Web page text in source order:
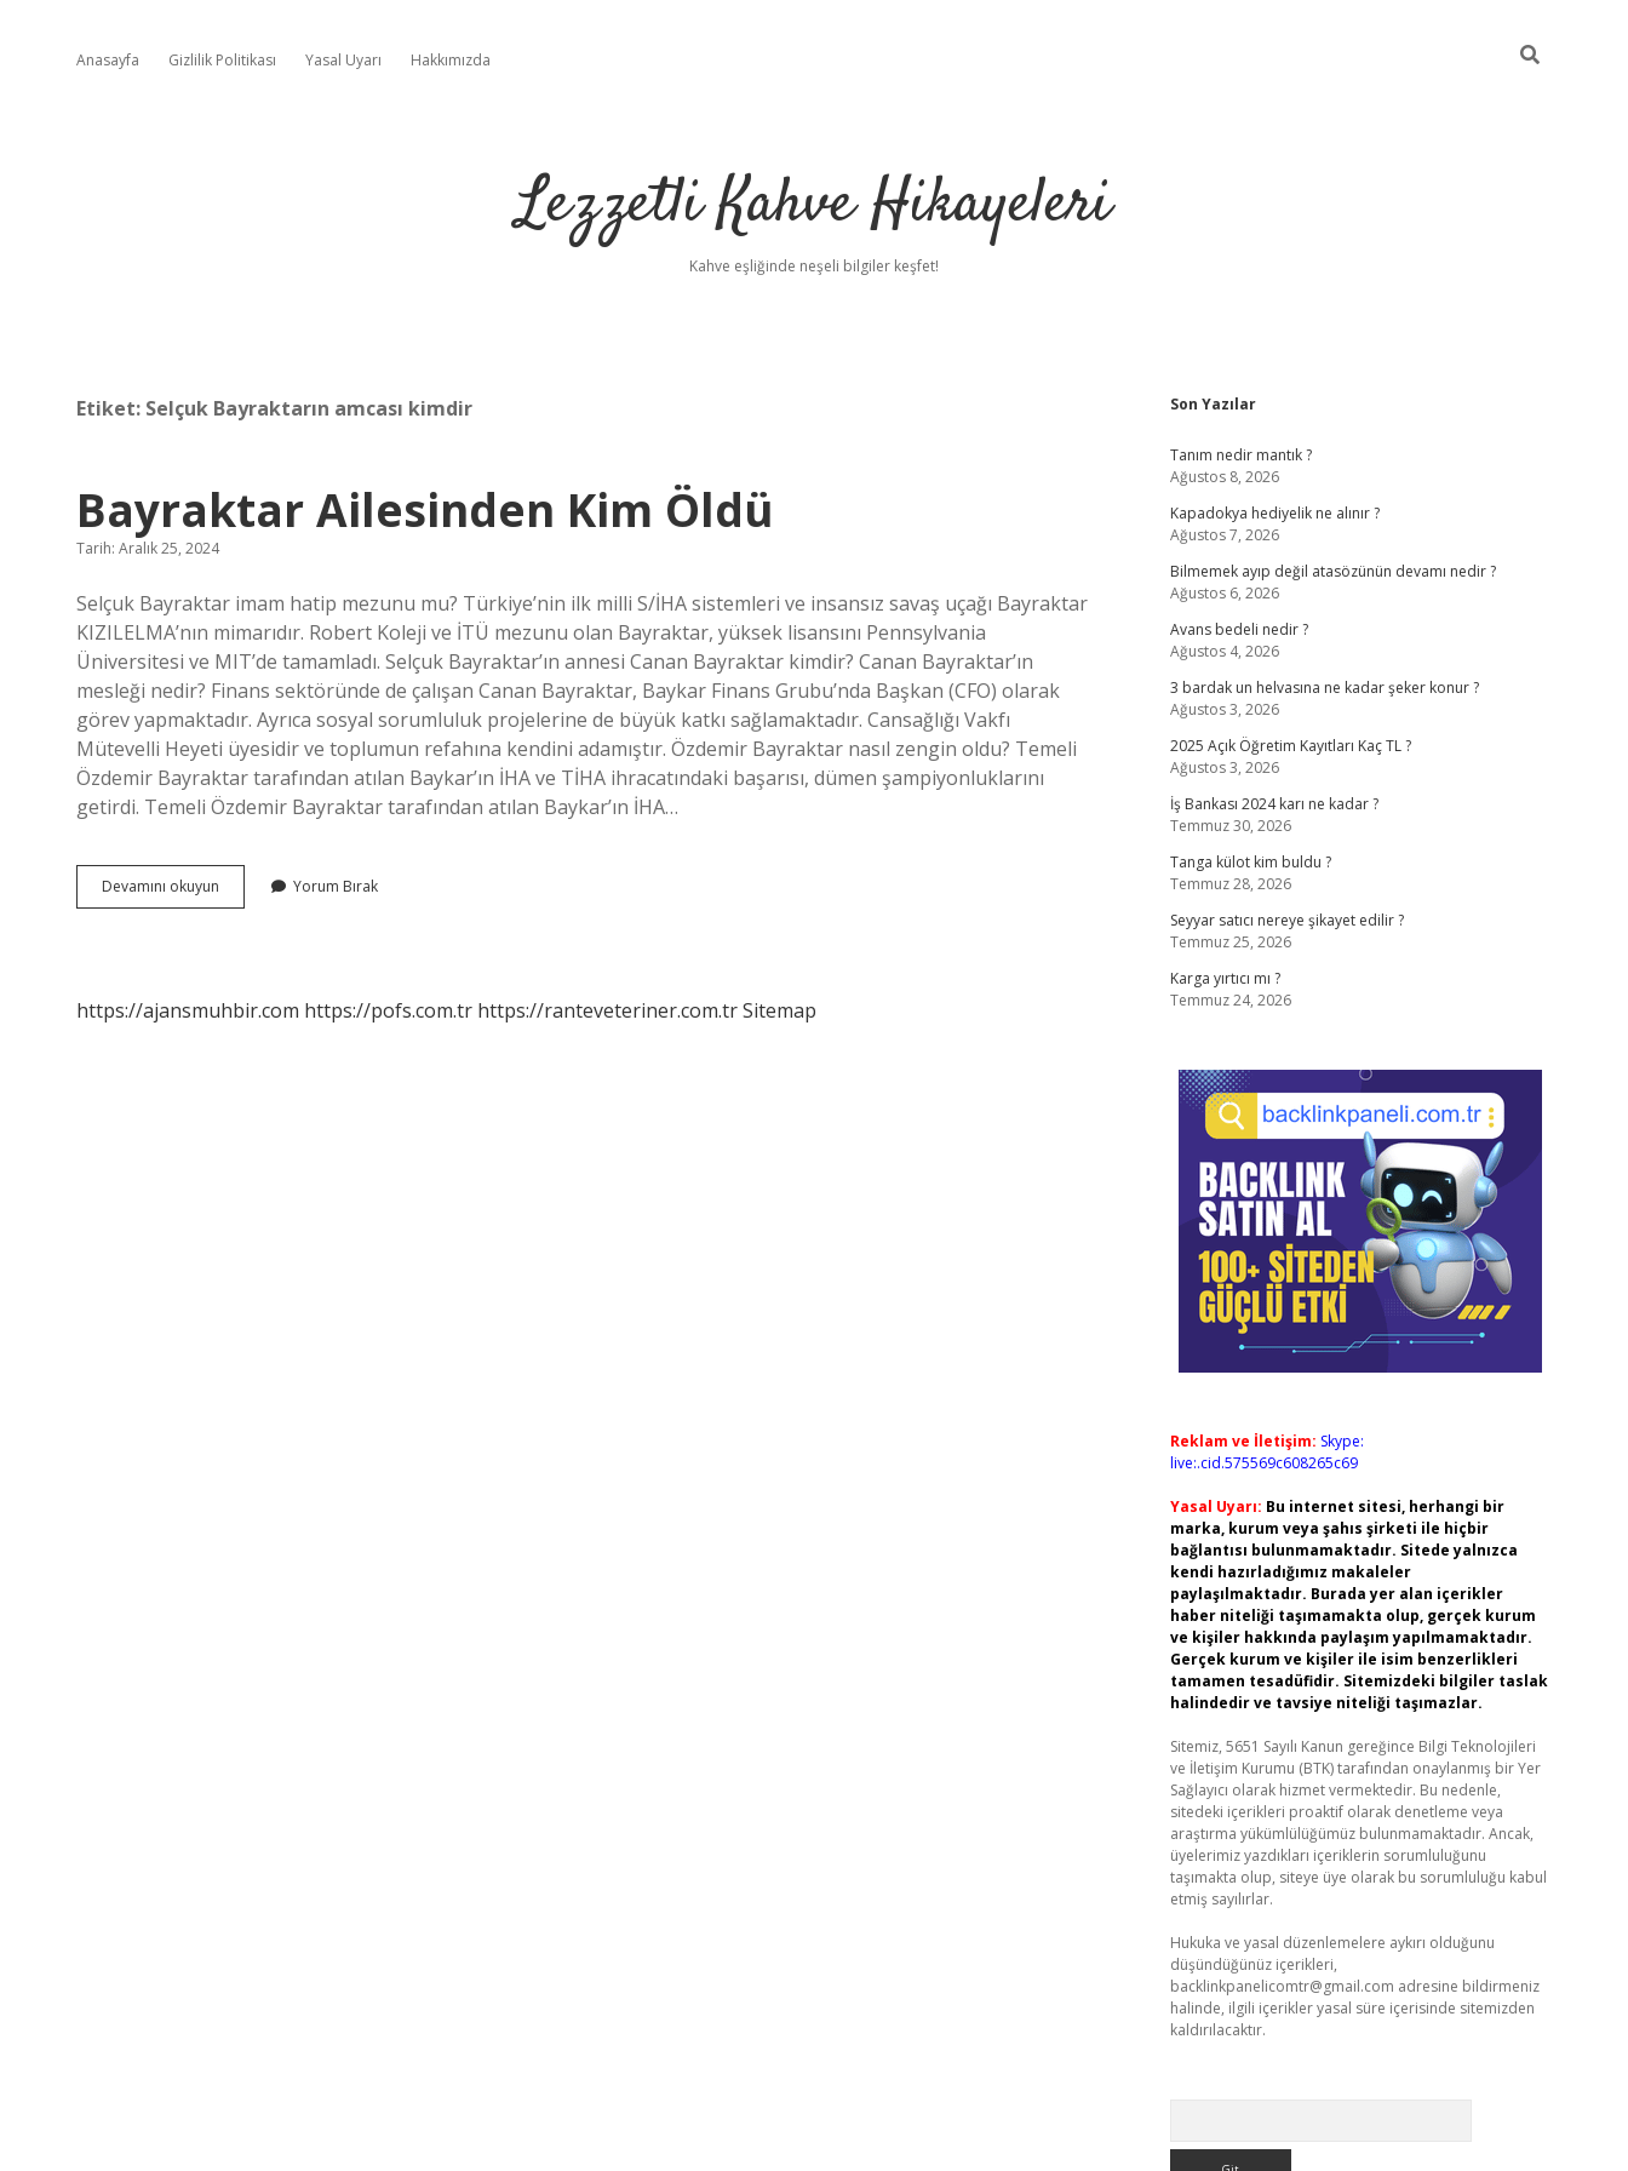
Anasayfa Gizlilik Politikası Yasal Uyarı Hakkımızda
Lezzetli Kahve Hikayeleri
Kahve eşliğinde neşeli bilgiler keşfet!
Etiket: Selçuk Bayraktarın amcası kimdir
Bayraktar Ailesinden Kim Öldü
Tarih: Aralık 25, 2024
Selçuk Bayraktar imam hatip mezunu mu? Türkiye’nin ilk milli S/İHA sistemleri ve insansız savaş uçağı Bayraktar
KIZILELMA’nın mimarıdır. Robert Koleji ve İTÜ mezunu olan Bayraktar, yüksek lisansını Pennsylvania
Üniversitesi ve MIT’de tamamladı. Selçuk Bayraktar’ın annesi Canan Bayraktar kimdir? Canan Bayraktar’ın
mesleği nedir? Finans sektöründe de çalışan Canan Bayraktar, Baykar Finans Grubu’nda Başkan (CFO) olarak
görev yapmaktadır. Ayrıca sosyal sorumluluk projelerine de büyük katkı sağlamaktadır. Cansağlığı Vakfı
Mütevelli Heyeti üyesidir ve toplumun refahına kendini adamıştır. Özdemir Bayraktar nasıl zengin oldu? Temeli
Özdemir Bayraktar tarafından atılan Baykar’ın İHA ve TİHA ihracatındaki başarısı, dümen şampiyonluklarını
getirdi. Temeli Özdemir Bayraktar tarafından atılan Baykar’ın İHA…
Devamını okuyun Bayraktar
Ailesinden
Yorum Bırak
https://ajansmuhbir.com https://pofs.com.tr https://ranteveteriner.com.trSitemap
Sidebar
Son Yazılar
Tanım nedir mantık ?
Ağustos 8, 2026
Kapadokya hediyelik ne alınır ?
Ağustos 7, 2026
Bilmemek ayıp değil atasözünün devamı nedir ?
Ağustos 6, 2026
Avans bedeli nedir ?
Ağustos 4, 2026
3 bardak un helvasına ne kadar şeker konur ?
Ağustos 3, 2026
2025 Açık Öğretim Kayıtları Kaç TL ?
Ağustos 3, 2026
İş Bankası 2024 karı ne kadar ?
Temmuz 30, 2026
Tanga külot kim buldu ?
Temmuz 28, 2026
Seyyar satıcı nereye şikayet edilir ?
Temmuz 25, 2026
Karga yırtıcı mı ?
Temmuz 24, 2026
Reklam ve İletişim: Skype:
live:.cid.575569c608265c69
Yasal Uyarı: Bu internet sitesi, herhangi bir
marka, kurum veya şahıs şirketi ile hiçbir
bağlantısı bulunmamaktadır. Sitede yalnızca
kendi hazırladığımız makaleler
paylaşılmaktadır. Burada yer alan içerikler
haber niteliği taşımamakta olup, gerçek kurum
ve kişiler hakkında paylaşım yapılmamaktadır.
Gerçek kurum ve kişiler ile isim benzerlikleri
tamamen tesadüfidir. Sitemizdeki bilgiler taslak
halindedir ve tavsiye niteliği taşımazlar.
Sitemiz, 5651 Sayılı Kanun gereğince Bilgi Teknolojileri
ve İletişim Kurumu (BTK) tarafından onaylanmış bir Yer
Sağlayıcı olarak hizmet vermektedir. Bu nedenle,
sitedeki içerikleri proaktif olarak denetleme veya
araştırma yükümlülüğümüz bulunmamaktadır. Ancak,
üyelerimiz yazdıkları içeriklerin sorumluluğunu
taşımakta olup, siteye üye olarak bu sorumluluğu kabul
etmiş sayılırlar.
Hukuka ve yasal düzenlemelere aykırı olduğunu
düşündüğünüz içerikleri,
backlinkpanelicomtr@gmail.com adresine bildirmeniz
halinde, ilgili içerikler yasal süre içerisinde sitemizden
kaldırılacaktır.